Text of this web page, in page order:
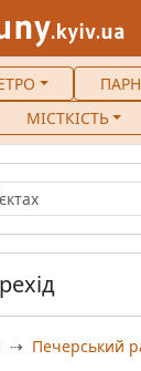
МІСТКІСТЬ
Печерський